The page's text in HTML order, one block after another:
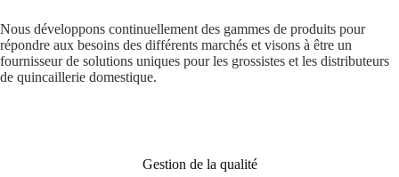
Nous développons continuellement des gammes de produits pour
répondre aux besoins des différents marchés et visons à être un
fournisseur de solutions uniques pour les grossistes et les distributeurs
de quincaillerie domestique.
Gestion de la qualité